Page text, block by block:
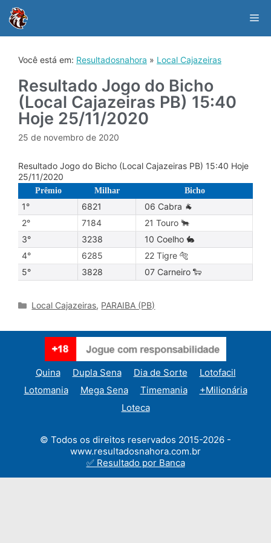
content
Você está em: Resultadosnahora » Local Cajazeiras
Resultado Jogo do Bicho
(Local Cajazeiras PB) 15:40
Hoje 25/11/2020
25 de novembro de 2020
Resultado Jogo do Bicho (Local Cajazeiras PB) 15:40 Hoje
25/11/2020
Prêmio Milhar Bicho
1° 6821
06 Cabra 🐐
2°
7184
21 Touro 🐂
3°
3238
10 Coelho 🐇
4°
6285
22 Tigre 🐅
5°
3828 07 Carneiro 🐑
Categories
Local Cajazeiras, PARAIBA (PB)
Quina Dupla Sena Dia de Sorte
Lotofacil
Lotomania
Mega Sena Timemania
+Milionária
Loteca
© Todos os direitos reservados 2015-2026 -
www.resultadosnahora.com.br
✅ Resultado por Banca